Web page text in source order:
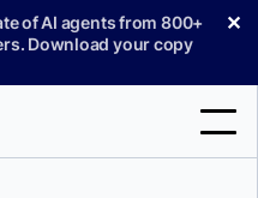
of AI agents from 800+
Download your copy
✕